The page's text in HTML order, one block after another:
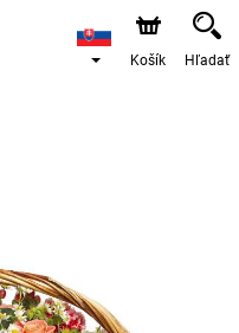
Košík Hľadať